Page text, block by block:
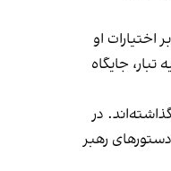
اختیارات او
جایگاه
در
رهبر